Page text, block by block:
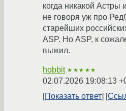
когда никакой Астры
не говоря уж про
старейших
ASP. Но ASP, к
выжил.
hobbit ★★★★★
02.07.2026 19:08:13
Показать ответ